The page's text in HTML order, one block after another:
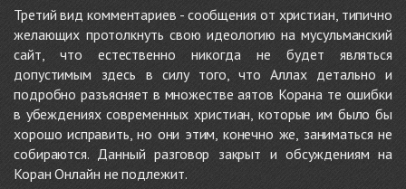
Третий вид комментариев - сообщения от христиан, типично
желающих протолкнуть свою идеологию на мусульманский
сайт, что естественно никогда не будет являться
допустимым здесь в силу того, что Аллах детально и
подробно разъясняет в множестве аятов Корана те ошибки
в убеждениях современных христиан, которые им было бы
хорошо исправить, но они этим, конечно же, заниматься не
собираются. Данный разговор закрыт и обсуждениям на
Коран Онлайн не подлежит.